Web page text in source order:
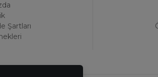
Şartları